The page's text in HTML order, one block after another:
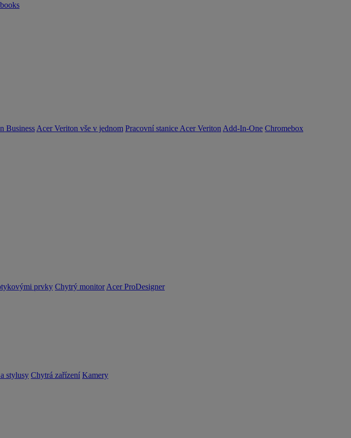
Business Acer Veriton vše v jednom Pracovní stanice Acer Veriton Add-In-One Chromebox
prvky Chytrý monitor Acer ProDesigner
stylusy Chytrá zařízení Kamery